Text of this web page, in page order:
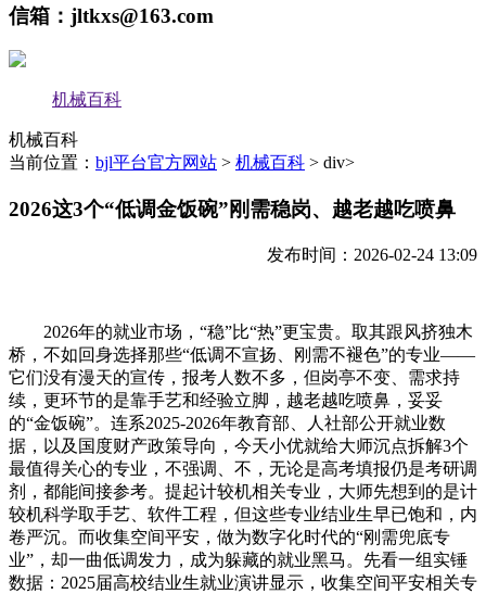
信箱：jltkxs@163.com
机械百科
机械百科
当前位置： bjl平台官方网站 > 机械百科 > div>
2026这3个“低调金饭碗”刚需稳岗、越老越吃喷鼻
发布时间：2026-02-24 13:09
2026年的就业市场，“稳”比“热”更宝贵。取其跟风挤独木
桥，不如回身选择那些“低调不宣扬、刚需不褪色”的专业——
它们没有漫天的宣传，报考人数不多，但岗亭不变、需求持
续，更环节的是靠手艺和经验立脚，越老越吃喷鼻，妥妥
的“金饭碗”。连系2025-2026年教育部、人社部公开就业数
据，以及国度财产政策导向，今天小优就给大师沉点拆解3个
最值得关心的专业，不强调、不，无论是高考填报仍是考研调
剂，都能间接参考。提起计较机相关专业，大师先想到的是计
较机科学取手艺、软件工程，但这些专业结业生早已饱和，内
卷严沉。而收集空间平安，做为数字化时代的“刚需兜底专
业”，却一曲低调发力，成为躲藏的就业黑马。先看一组实锤
数据：2025届高校结业生就业演讲显示，收集空间平安相关专